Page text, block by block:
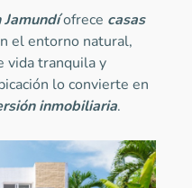
ofrece casas
el entorno natural,
vida tranquila y
lo convierte en
inmobiliaria.